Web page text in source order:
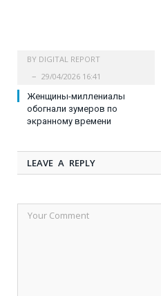
BY DIGITAL REPORT
29/04/2026 16:41
Женщины-миллениалы
обогнали зумеров по
экранному времени
LEAVE A REPLY